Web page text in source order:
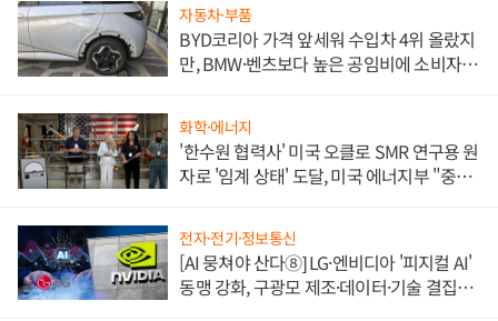
자동차·부품
BYD코리아 가격 앞세워 수입차 4위 올랐지
만, BMW·벤츠보다 높은 공임비에 소비자
화학·에너지
'한수원 협력사' 미국 오클로 SMR 연구용 원
자로 '임계 상태' 도달, 미국 에너지부 "중요
전자·전기·정보통신
[AI 뭉쳐야 산다⑧] LG·엔비디아 '피지컬 AI'
동맹 강화, 구광모 제조·데이터·기술 결집